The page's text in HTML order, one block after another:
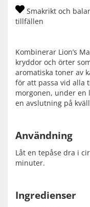
Smakrikt och
tillfällen
Kombinerar Lion’s
kryddor och örter
aromatiska toner av
för att passa vid alla
morgonen, under en
en avslutning på
Användning
Låt en tepåse dra i
minuter.
Ingredienser